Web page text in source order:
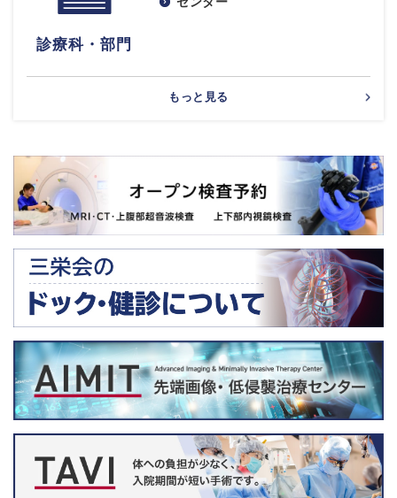
診療科・部門
もっと見る